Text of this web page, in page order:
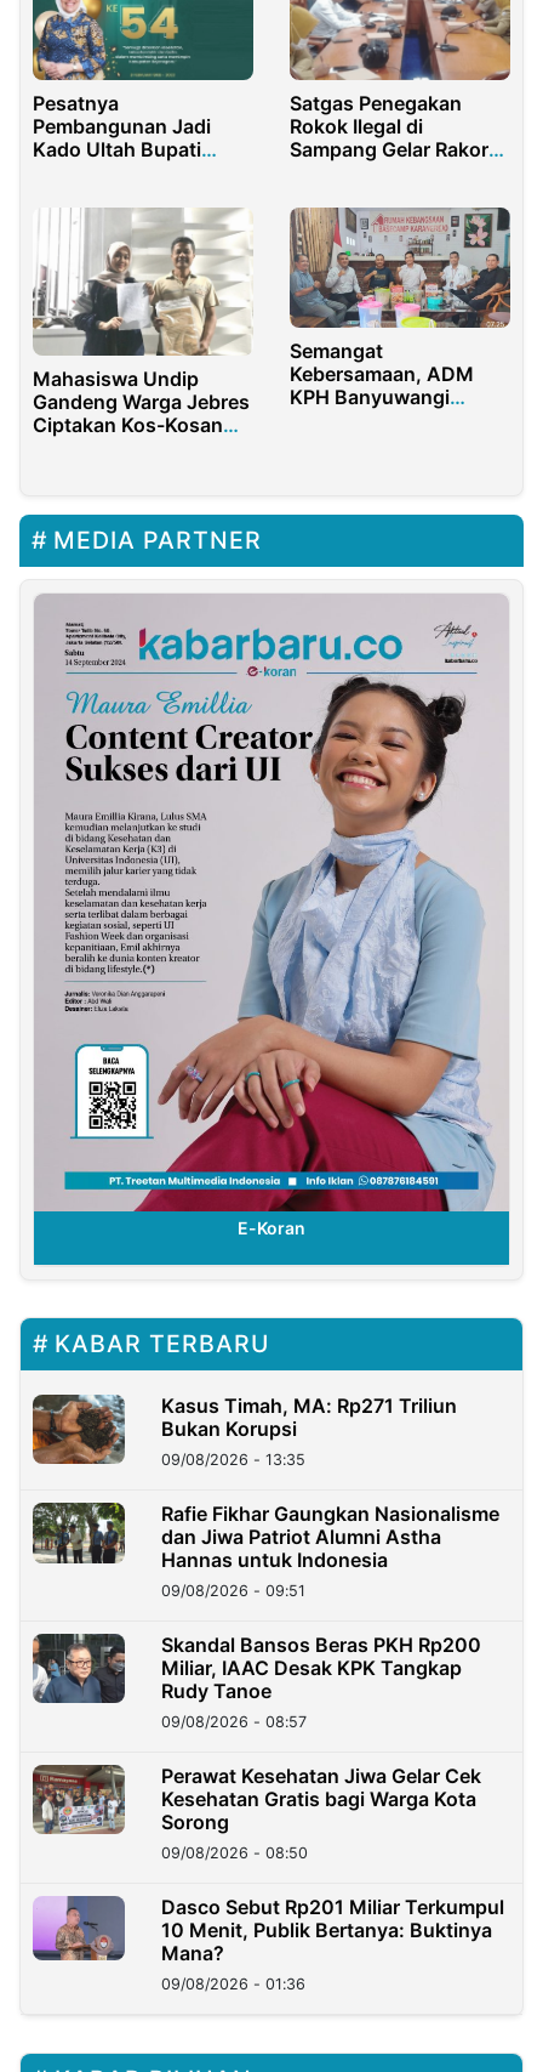
Pesatnya
Pembangunan Jadi
Kado Ultah Bupati
Satgas Penegakan
Rokok Ilegal di
Sampang Gelar Rakor
Mahasiswa Undip
Gandeng Warga Jebres
Ciptakan Kos-Kosan
Semangat
Kebersamaan, ADM
KPH Banyuwangi
MEDIA PARTNER
E-Koran
KABAR TERBARU
Kasus Timah, MA: Rp271 Triliun
Bukan Korupsi
09/08/2026 - 13:35
Rafie Fikhar Gaungkan Nasionalisme
dan Jiwa Patriot Alumni Astha
Hannas untuk Indonesia
09/08/2026 - 09:51
Skandal Bansos Beras PKH Rp200
Miliar, IAAC Desak KPK Tangkap
Rudy Tanoe
09/08/2026 - 08:57
Perawat Kesehatan Jiwa Gelar Cek
Kesehatan Gratis bagi Warga Kota
Sorong
09/08/2026 - 08:50
Dasco Sebut Rp201 Miliar Terkumpul
10 Menit, Publik Bertanya: Buktinya
Mana?
09/08/2026 - 01:36